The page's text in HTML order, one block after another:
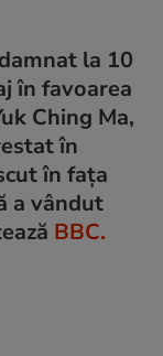
la 10
în favoarea
Ching Ma,
în
în fața
a vândut
BBC.